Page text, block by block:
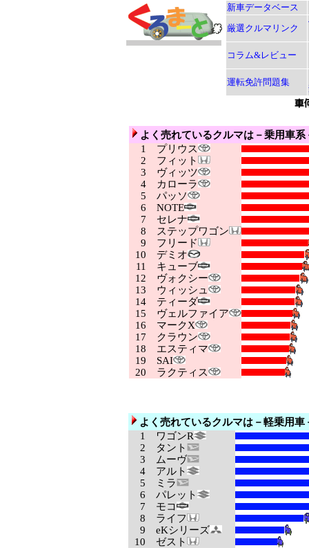
新車データベース
厳選クルマリンク
コラム&レビュー
運転免許問題集
よく売れているクルマは－乗用車系
1
プリウス
2 フィット
3 ヴィッツ
4カローラ
5 パッソ
6 NOTE
7 セレナ
8 ステップワゴン
9 フリード
10 デミオ
11
キューブ
12 ヴォクシー
13 ウィッシュ
14ティーダ
15 ヴェルファイア
16 マークX
17 クラウン
18 エスティマ
19 SAI
20 ラクティス
よく売れているクルマは－軽乗用車
1
ワゴンR
2 タント
3 ムーヴ
4 アルト
5 ミラ
6 パレット
7 モコ
8 ライフ
9 eKシリーズ
10 ゼスト